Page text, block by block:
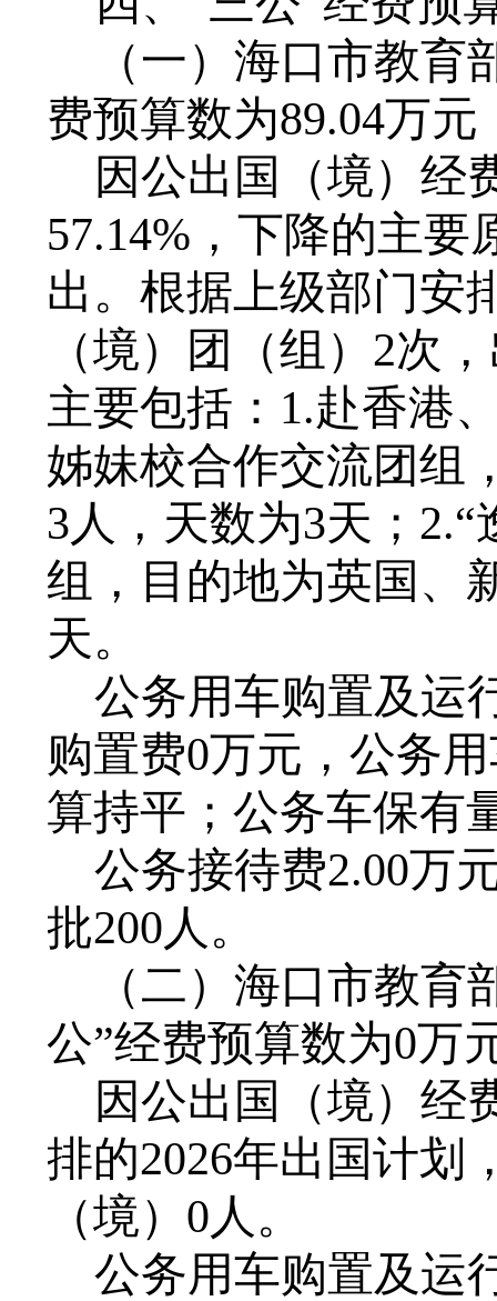
（一）海口市教育
费预算数为89.04万元
因公出国（境）经
57.14% ，下降的主要
出 。根据 上级部门安
（境）团（组） 2次
主要包括： 1.赴香港
姊妹校合作交流团组
3人，天数为3天 ； 2.“
组，目的地为英国、
天。
公务用车购置及运
购置费0万元，公务
算持平 ；公务车保有
公务接待费2.00万
批200人。
（二）海口市教育
公”经费预算数为0万
因公出国（境）经
排的2026年出国计划
（境） 0人。
公务用车购置及运